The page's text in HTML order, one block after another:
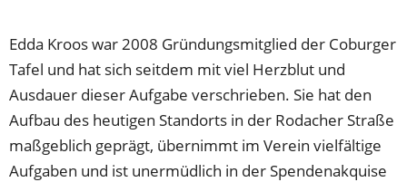
Edda Kroos war 2008 Gründungsmitglied der Coburger
Tafel und hat sich seitdem mit viel Herzblut und
Ausdauer dieser Aufgabe verschrieben. Sie hat den
Aufbau des heutigen Standorts in der Rodacher Straße
maßgeblich geprägt, übernimmt im Verein vielfältige
Aufgaben und ist unermüdlich in der Spendenakquise